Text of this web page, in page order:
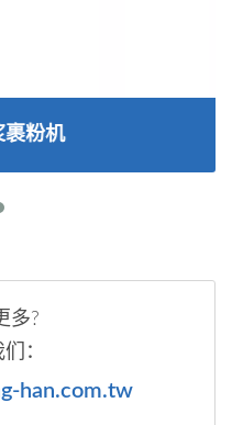
裹粉机
多?
：
han.com.tw